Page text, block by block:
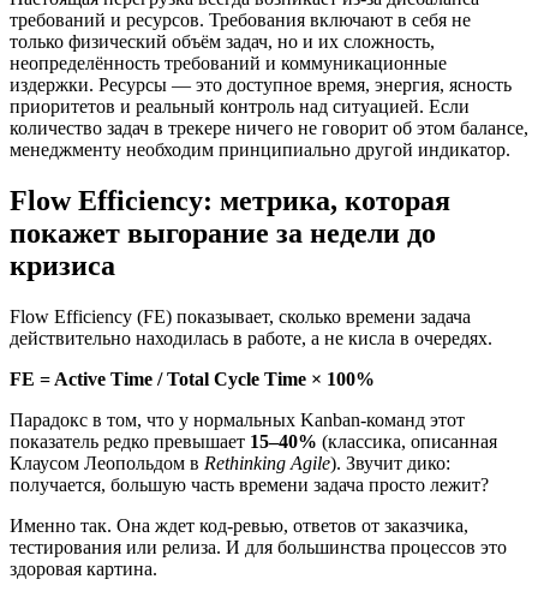
требований и ресурсов. Требования включают в себя не
только физический объём задач, но и их сложность,
неопределённость требований и коммуникационные
издержки. Ресурсы — это доступное время, энергия, ясность
приоритетов и реальный контроль над ситуацией. Если
количество задач в трекере ничего не говорит об этом балансе,
менеджменту необходим принципиально другой индикатор.
Flow Efficiency: метрика, которая
покажет выгорание за недели до
кризиса
Flow Efficiency (FE) показывает, сколько времени задача
действительно находилась в работе, а не кисла в очередях.
FE = Active Time / Total Cycle Time × 100%
Парадокс в том, что у нормальных Kanban-команд этот
показатель редко превышает 15–40% (классика, описанная
Клаусом Леопольдом в Rethinking Agile). Звучит дико:
получается, большую часть времени задача просто лежит?
Именно так. Она ждет код-ревью, ответов от заказчика,
тестирования или релиза. И для большинства процессов это
здоровая картина.